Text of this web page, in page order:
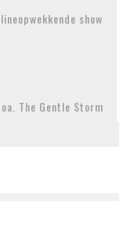
show
The Gentle Storm